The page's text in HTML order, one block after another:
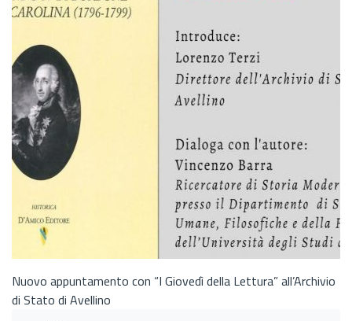
Nuovo appuntamento con “I Giovedì della Lettura” all’Archivio
di Stato di Avellino